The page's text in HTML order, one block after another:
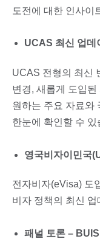
도전에 대한 인사이
UCAS 최신 업데
UCAS 전형의 최신
변경, 새롭게 도입된
원하는 주요 자료와
한눈에 확인할 수 있
영국비자이민국
전자비자(eVisa) 도
비자 정책의 최신
패널 토론 –